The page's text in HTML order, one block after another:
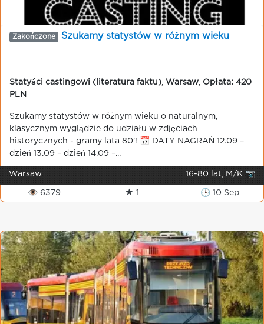
Zakończone Szukamy statystów w różnym wieku
Statyści castingowi (literatura faktu) Warsaw
Opłata: 420
PLN
Szukamy statystów w różnym wieku o naturalnym,
klasycznym wyglądzie do udziału w zdjęciach
historycznych - gramy lata 80'! 📅 DATY NAGRAŃ 12.09 –
dzień 13.09 – dzień 14.09 –...
Warsaw 16-80 lat, M/K 📷
👁 6379 ★ 1 🕒 10 Sep